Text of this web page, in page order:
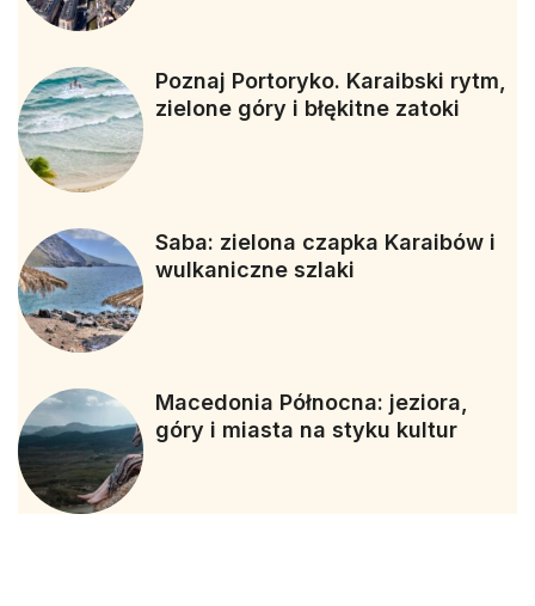
Poznaj Portoryko. Karaibski rytm,
zielone góry i błękitne zatoki
Saba: zielona czapka Karaibów i
wulkaniczne szlaki
Macedonia Północna: jeziora,
góry i miasta na styku kultur